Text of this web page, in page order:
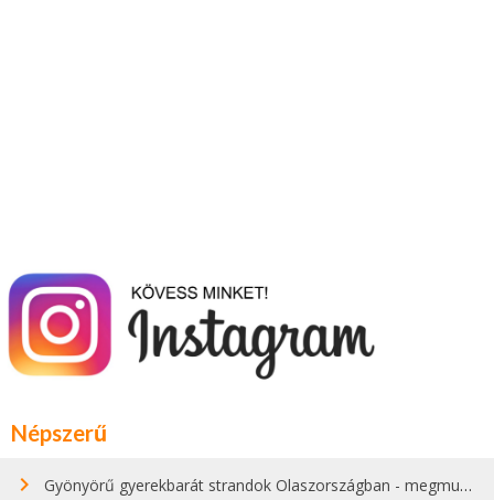
Népszerű
Gyönyörű gyerekbarát strandok Olaszországban - megmutatjuk a 15 legjobbat